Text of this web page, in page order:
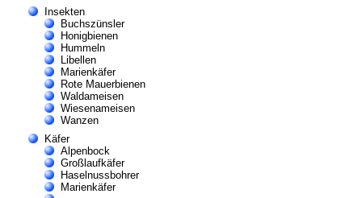
Insekten
Buchszünsler
Honigbienen
Hummeln
Libellen
Marienkäfer
Rote Mauerbienen
Waldameisen
Wiesenameisen
Wanzen
Käfer
Alpenbock
Großlaufkäfer
Haselnussbohrer
Marienkäfer